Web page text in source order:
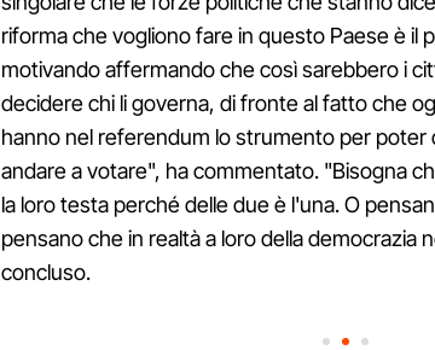
riforma che vogliono fare in questo Paese è il
motivando affermando che così sarebbero i
decidere chi li governa, di fronte al fatto che
hanno nel referendum lo strumento per poter
andare a votare", ha commentato. "Bisogna
la loro testa perché delle due è l'una. O
pensano che in realtà a loro della democrazia
concluso.